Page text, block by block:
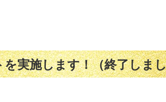
実施します！（終了しま